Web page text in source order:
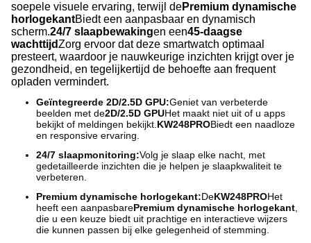
soepele visuele ervaring, terwijl dePremium dynamische
horlogekantBiedt een aanpasbaar en dynamisch
scherm.24/7 slaapbewakingen een45-daagse
wachttijdZorg ervoor dat deze smartwatch optimaal
presteert, waardoor je nauwkeurige inzichten krijgt over je
gezondheid, en tegelijkertijd de behoefte aan frequent
opladen vermindert.
Geïntegreerde 2D/2.5D GPU:Geniet van verbeterde
beelden met de2D/2.5D GPUHet maakt niet uit of u apps
bekijkt of meldingen bekijkt. KW248PROBiedt een naadloze
en responsive ervaring.
24/7 slaapmonitoring:Volg je slaap elke nacht, met
gedetailleerde inzichten die je helpen je slaapkwaliteit te
verbeteren.
Premium dynamische horlogekant:DeKW248PROHet
heeft een aanpasbarePremium dynamische horlogekant
die u een keuze biedt uit prachtige en interactieve wijzers
die kunnen passen bij elke gelegenheid of stemming.